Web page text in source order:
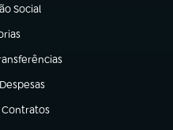
Social
aba)
nova aba)
aba)
aba)